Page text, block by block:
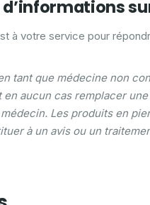
à votre service pour
tant que médecine non
aucun cas remplacer
Les produits en
à un avis ou un